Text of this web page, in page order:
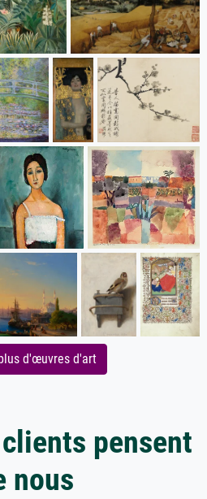
d'œuvres d'art
pensent
nous